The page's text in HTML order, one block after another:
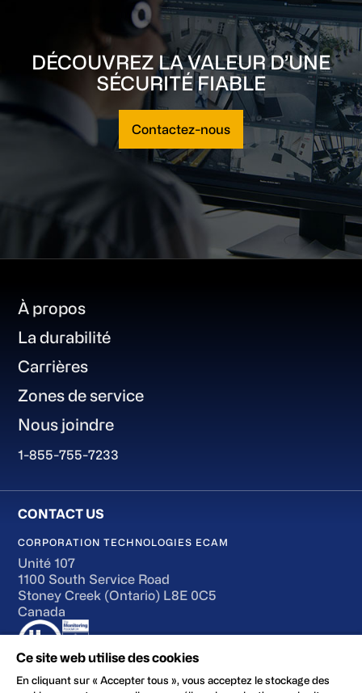
DÉCOUVREZ LA VALEUR D’UNE
SÉCURITÉ FIABLE
Contactez-nous
Footer
À propos
La durabilité
Carrières
Zones de service
Nous joindre
1-855-755-7233
CORPORATION TECHNOLOGIES ECAM
Unité 107
1100 South Service Road
Stoney Creek (Ontario) L8E 0C5
Canada
Ce site web utilise des cookies
En cliquant sur « Accepter tous », vous acceptez le stockage des